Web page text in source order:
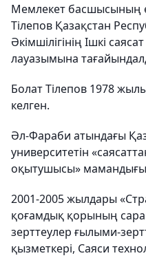
Мемлекет басшысының
Тілепов Қазақстан
Әкімшілігінің Ішкі
лауазымына
Болат Тілепов 1978
келген.
Әл-Фараби атындағы
университетін
оқытушысы»
2001-2005 жылдары
қоғамдық қорының
зерттеулер ғылыми-
қызметкері, Саяси